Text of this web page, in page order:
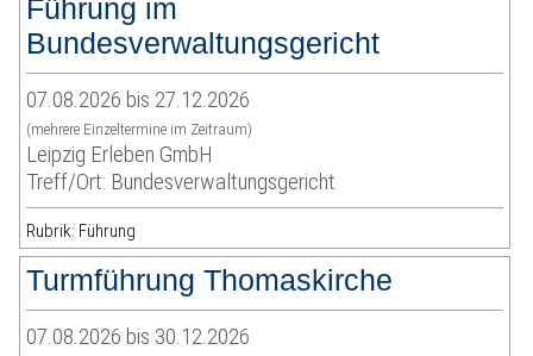
Führung im
Bundesverwaltungsgericht
07.08.2026 bis 27.12.2026
(mehrere Einzeltermine im Zeitraum)
Leipzig Erleben GmbH
Treff/Ort: Bundesverwaltungsgericht
Rubrik: Führung
Turmführung Thomaskirche
07.08.2026 bis 30.12.2026